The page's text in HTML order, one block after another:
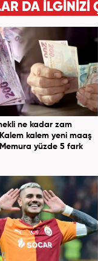
DA İLGİNİZİ
ne kadar zam
kalem yeni maaş
yüzde 5 fark